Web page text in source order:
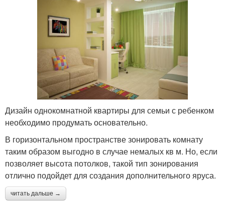
Дизайн однокомнатной квартиры для семьи с ребенком
необходимо продумать основательно.
В горизонтальном пространстве зонировать комнату
таким образом выгодно в случае немалых кв м. Но, если
позволяет высота потолков, такой тип зонирования
отлично подойдет для создания дополнительного яруса.
читать дальше →